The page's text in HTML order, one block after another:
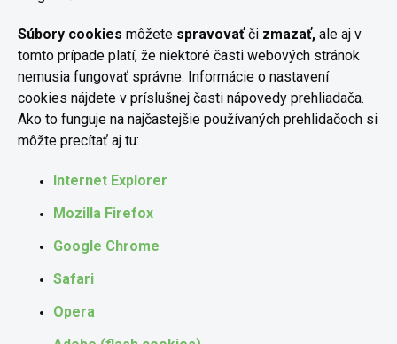
Súbory cookies môžete spravovaťči zmazať, ale aj v
tomto prípade platí, že niektoré časti webových stránok
nemusia fungovať správne. Informácie o nastavení
cookies nájdete v príslušnej časti nápovedy prehliadača.
Ako to funguje na najčastejšie používaných prehlidačoch si
môžte precítať aj tu:
Internet Explorer
Mozilla Firefox
Google Chrome
Safari
Opera